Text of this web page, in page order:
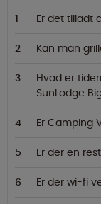
Er det tilladt
Kan man
Hvad er
SunLodge
Er Camping
Er der en
Er der wi-fi